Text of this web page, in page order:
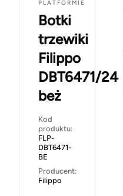
PLATFORMIE
Botki
trzewiki
Filippo
DBT6471/24
beż
Kod
produktu:
FLP-
DBT6471-
BE
Producent:
Filippo